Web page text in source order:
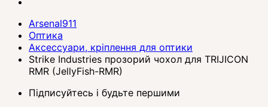
Arsenal911
Оптика
Аксессуари, кріплення для оптики
Strike Industries прозорий чохол для TRIJICON
RMR (JellyFish-RMR)
Підписуйтесь і будьте першими